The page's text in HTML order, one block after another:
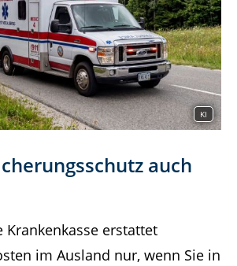
KI
auch
Krankenkasse erstattet
im Ausland nur, wenn Sie in